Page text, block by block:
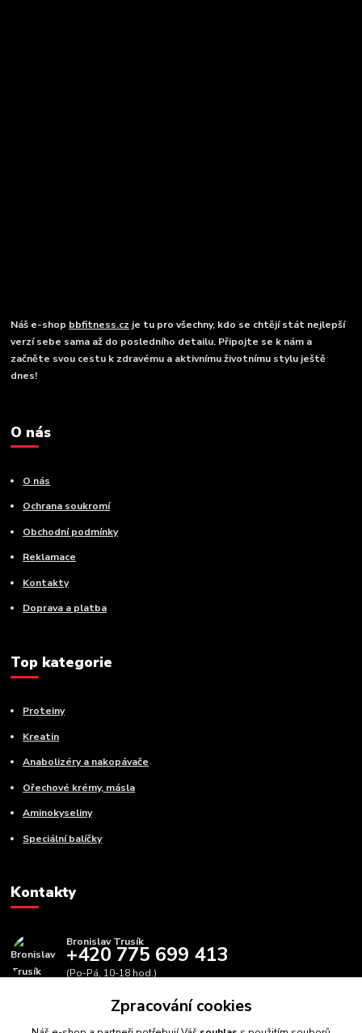
Náš e-shop bbfitness.cz je tu pro všechny, kdo se chtějí stát nejlepší
verzí sebe sama až do posledního detailu. Připojte se k nám a
začněte svou cestu k zdravému a aktivnímu životnímu stylu ještě
dnes!
O nás
O nás
Ochrana soukromí
Obchodní podmínky
Reklamace
Kontakty
Doprava a platba
Top kategorie
Proteiny
Kreatin
Anabolizéry a nakopávače
Ořechové krémy, másla
Aminokyseliny
Speciální balíčky
Kontakty
Bronislav Trusík
+420 775 699 413
(Po-Pá, 10-18 hod.)
info@bbfitness.czZpracování cookies